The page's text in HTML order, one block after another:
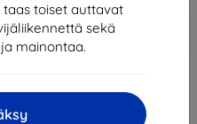
toiset auttavat
sekä
mainontaa.
Lisää